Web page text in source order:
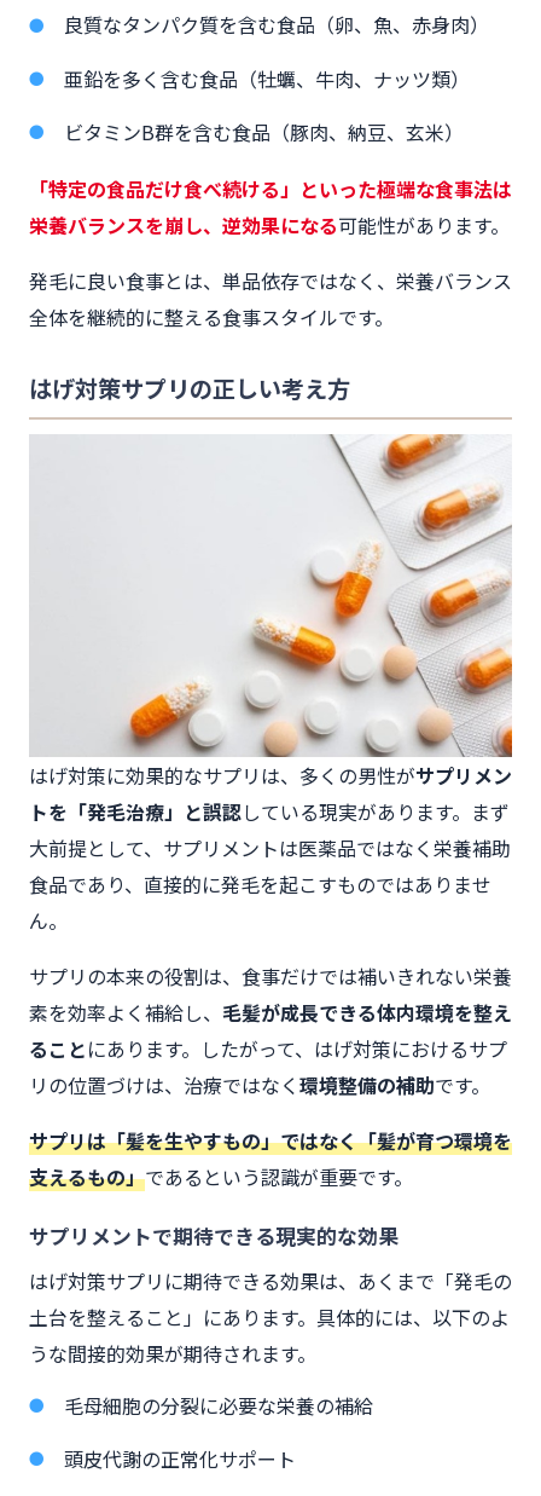
良質なタンパク質を含む食品（卵、魚、赤身肉）
亜鉛を多く含む食品（牡蠣、牛肉、ナッツ類）
ビタミンB群を含む食品（豚肉、納豆、玄米）
「特定の食品だけ食べ続ける」といった極端な食事法は
栄養バランスを崩し、逆効果になる可能性があります。
発毛に良い食事とは、単品依存ではなく、栄養バランス
全体を継続的に整える食事スタイルです。
はげ対策サプリの正しい考え方
はげ対策に効果的なサプリは、多くの男性がサプリメン
トを「発毛治療」と誤認している現実があります。まず
大前提として、サプリメントは医薬品ではなく栄養補助
食品であり、直接的に発毛を起こすものではありませ
ん。
サプリの本来の役割は、食事だけでは補いきれない栄養
素を効率よく補給し、 毛髪が成長できる体内環境を整え
ることにあります。したがって、はげ対策におけるサプ
リの位置づけは、治療ではなく 環境整備の補助です。
サプリは「髪を生やすもの」ではなく「髪が育つ環境を
支えるもの」であるという認識が重要です。
サプリメントで期待できる現実的な効果
はげ対策サプリに期待できる効果は、あくまで「発毛の
土台を整えること」にあります。具体的には、以下のよ
うな間接的効果が期待されます。
毛母細胞の分裂に必要な栄養の補給
頭皮代謝の正常化サポート